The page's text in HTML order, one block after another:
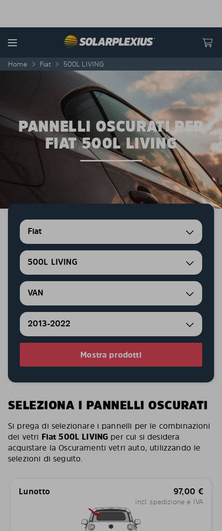
Menu
Home > Fiat > 500L LIVING
PANNELLI OSCURATI PER
FIAT 500L LIVING
Fiat
500L LIVING
VAN
2013-2022
Mostra prodotti
SELEZIONA I PANNELLI OSCURATI
Si prega di selezionare i pannelli per le combinazioni
dei vetri Fiat 500L LIVING per cui si desidera
acquistare la Oscuramenti vetri auto, utilizzando le
selezioni di seguito.
Lunotto 97,00 €
incl. spedizione e IVA